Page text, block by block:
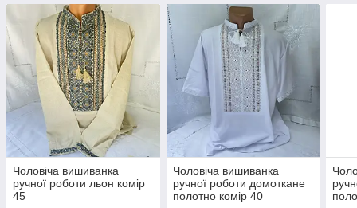
Чоловіча вишиванка
ручної роботи льон комір
45
Чоловіча вишиванка
ручної роботи домоткане
полотно комір 40